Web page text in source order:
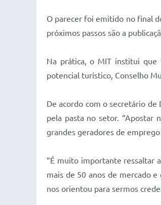
O parecer foi emitido no final
próximos passos são a
Na prática, o MIT institui que
potencial turístico, Conselho
De acordo com o secretário de
pela pasta no setor. “Apostar
grandes geradores de
“É muito importante ressaltar
mais de 50 anos de mercado
nos orientou para sermos